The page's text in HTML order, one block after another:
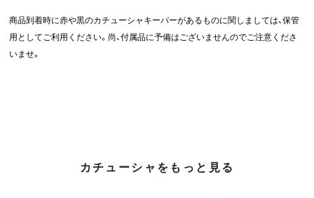
商品到着時に赤や黒のカチューシャキーパーがあるものに関しましては、保管
用としてご利用ください。尚、付属品に予備はございませんのでご注意くださ
いませ。
カチューシャをもっと見る